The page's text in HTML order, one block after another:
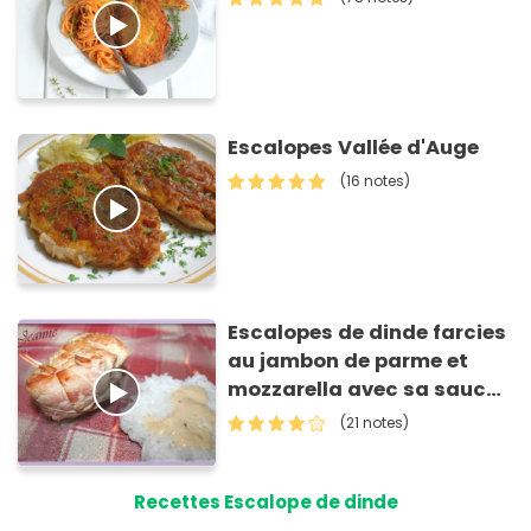
Escalopes Vallée d'Auge
(16 notes)
Escalopes de dinde farcies
au jambon de parme et
mozzarella avec sa sauce
au parmesan(21 notes)
Recettes Escalope de dinde